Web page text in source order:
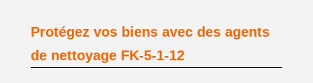
Protégez vos biens avec des agents
de nettoyage FK-5-1-12